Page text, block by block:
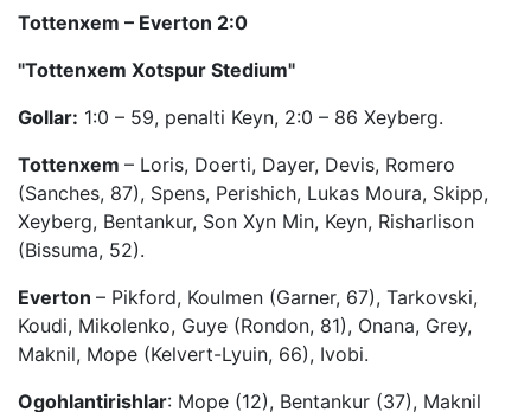
Tottenxem – Everton 2:0
"Tottenxem Xotspur Stedium"
Gollar: 1:0 – 59, penalti Keyn, 2:0 – 86 Xeyberg.
Tottenxem – Loris, Doerti, Dayer, Devis, Romero
(Sanches, 87), Spens, Perishich, Lukas Moura, Skipp,
Xeyberg, Bentankur, Son Xyn Min, Keyn, Risharlison
(Bissuma, 52).
Everton – Pikford, Koulmen (Garner, 67), Tarkovski,
Koudi, Mikolenko, Guye (Rondon, 81), Onana, Grey,
Maknil, Mope (Kelvert-Lyuin, 66), Ivobi.
Ogohlantirishlar: Mope (12), Bentankur (37), Maknil